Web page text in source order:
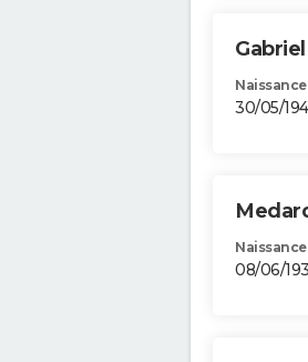
Naissance
30/05/
Naissance
08/06/